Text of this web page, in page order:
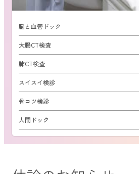
脳と血管ドック
大腸CT検査
肺CT検査
スイスイ検診
骨コツ検診
人間ドック